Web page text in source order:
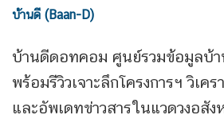
บ้านดี (Baan-D)
บ้านดีดอทคอม ศูนย์รวมข้อมูลบ้
พร้อมรีวิวเจาะลึกโครงการฯ วิเค
และอัพเดทข่าวสารในแวดวงอสัง